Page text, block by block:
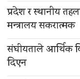
प्रदेश र स्थानीय
मन्त्रालय सकरात्मक
संघीयताले आर्थिक
दिएन